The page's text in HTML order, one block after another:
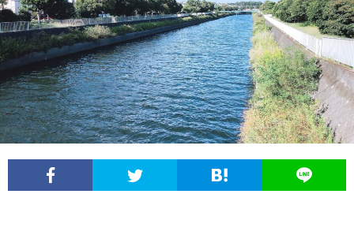
書
プ
フ
ィ
問
い